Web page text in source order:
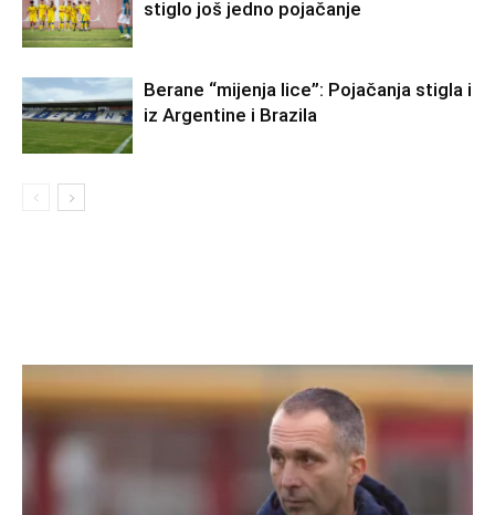
stiglo još jedno pojačanje
Berane “mijenja lice”: Pojačanja stigla i
iz Argentine i Brazila